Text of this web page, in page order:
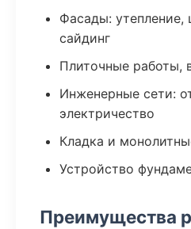
Фасады: утепление,
сайдинг
Плиточные работы,
Инженерные сети:
электричество
Кладка и
Устройство
Преимущества